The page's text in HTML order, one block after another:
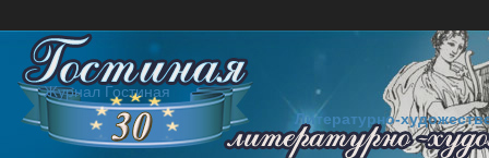
Журнал Гостиная
Литературно-